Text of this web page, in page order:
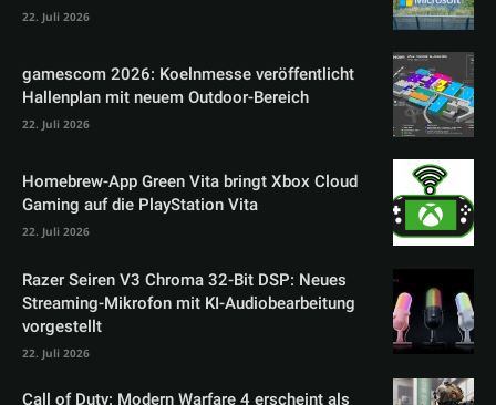
22. Juli 2026
gamescom 2026: Koelnmesse veröffentlicht
Hallenplan mit neuem Outdoor-Bereich
22. Juli 2026
Homebrew-App Green Vita bringt Xbox Cloud
Gaming auf die PlayStation Vita
22. Juli 2026
Razer Seiren V3 Chroma 32-Bit DSP: Neues
Streaming-Mikrofon mit KI-Audiobearbeitung
vorgestellt
22. Juli 2026
Call of Duty: Modern Warfare 4 erscheint als